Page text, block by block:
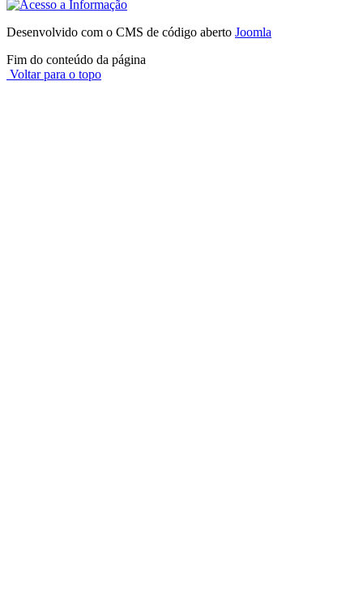
Desenvolvido com o CMS de código aberto Joomla
Fim do conteúdo da página
Voltar para o topo